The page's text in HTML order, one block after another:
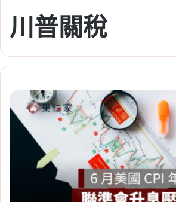
川普關稅